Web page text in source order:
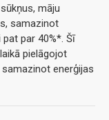
māju
samazinot
par 40%*. Šī
pielāgojot
enerģijas